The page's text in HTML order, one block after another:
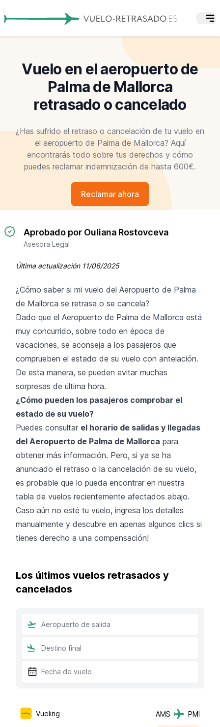
Vuelo en el aeropuerto de
Palma de Mallorca
retrasado o cancelado
¿Has sufrido el retraso o cancelación de tu vuelo en
el aeropuerto de Palma de Mallorca? Aquí
encontrarás todo sobre tus derechos y cómo
puedes reclamar indemnización de hasta 600€.
Reclamar ahora
Aprobado por Ouliana Rostovceva
Asesora Legal
Última actualización 11/06/2025
¿Cómo saber si mi vuelo del Aeropuerto de Palma
de Mallorca se retrasa o se cancela?
Dado que el Aeropuerto de Palma de Mallorca está
muy concurrido, sobre todo en época de
vacaciones, se aconseja a los pasajeros que
comprueben el estado de su vuelo con antelación.
De esta manera, se pueden evitar muchas
sorpresas de última hora.
¿Cómo pueden los pasajeros comprobar el
estado de su vuelo?
Puedes consultar el horario de salidas y llegadas
del Aeropuerto de Palma de Mallorca para
obtener más información. Pero, si ya se ha
anunciado el retraso o la cancelación de su vuelo,
es probable que lo pueda encontrar en nuestra
tabla de vuelos recientemente afectados abajo.
Caso aún no esté tu vuelo, ingresa los detalles
manualmente y descubre en apenas algunos clics si
tienes derecho a una compensación!
Los últimos vuelos retrasados y
cancelados
Vueling AMS PMI